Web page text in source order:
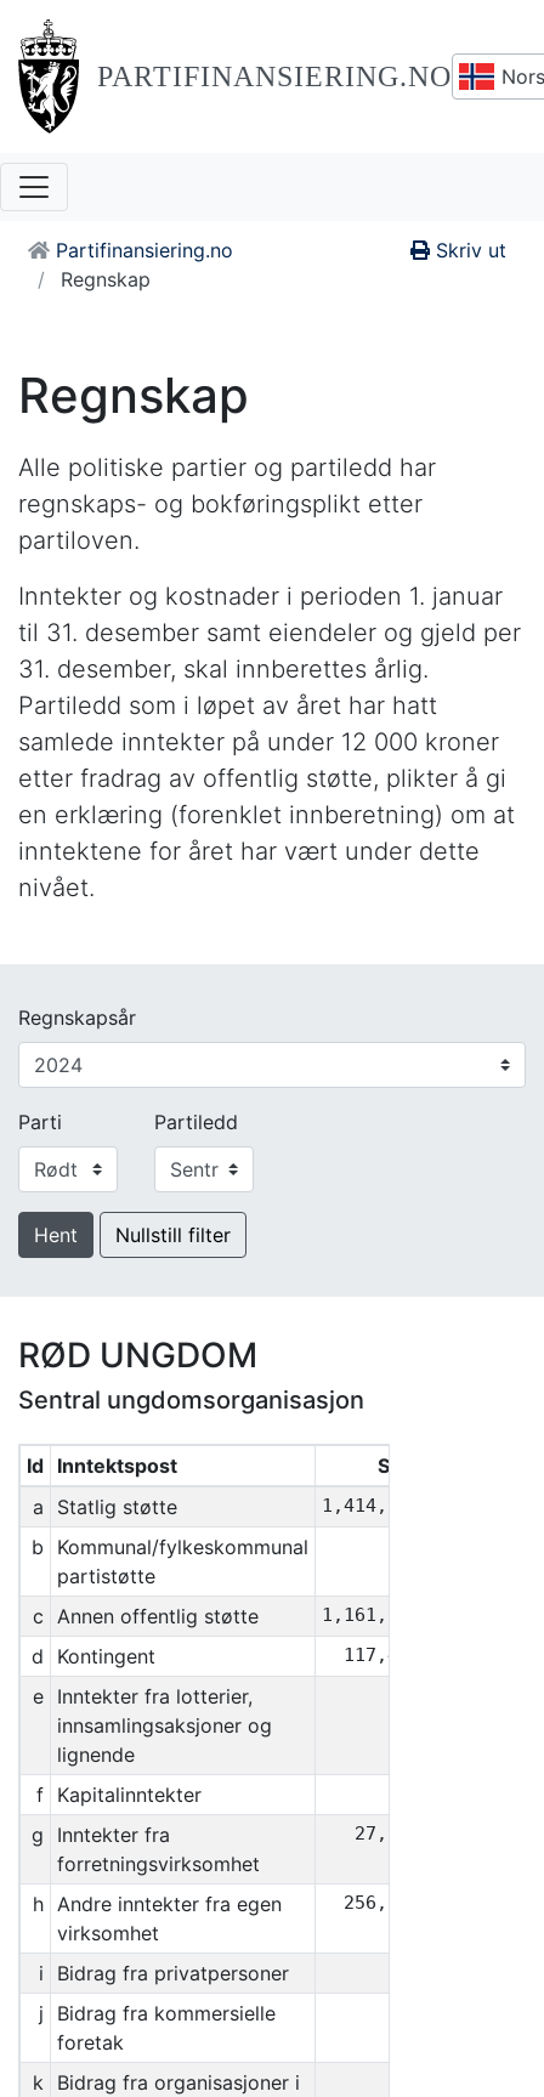
PARTIFINANSIERING.NO
Partifinansiering.no
Regnskap
Skriv ut
Regnskap
Alle politiske partier og partiledd har
regnskaps- og bokføringsplikt etter
partiloven.
Inntekter og kostnader i perioden 1. januar
til 31. desember samt eiendeler og gjeld per
31. desember, skal innberettes årlig.
Partiledd som i løpet av året har hatt
samlede inntekter på under 12 000 kroner
etter fradrag av offentlig støtte, plikter å gi
en erklæring (forenklet innberetning) om at
inntektene for året har vært under dette
nivået.
Regnskapsår
Parti Partiledd
Hent Nullstill filter
RØD UNGDOM
Sentral ungdomsorganisasjon
Id Inntektspost
Sum
a
Statlig støtte 1,414,137
b
Kommunal/fylkeskommunal
partistøtte
c Annen offentlig støtte 1,161,365
d Kontingent 117,414
e Inntekter fra lotterier,
innsamlingsaksjoner og
lignende
f Kapitalinntekter
g
Inntekter fra
forretningsvirksomhet
27,169
h Andre inntekter fra egen
virksomhet
256,144
i Bidrag fra privatpersoner
j
Bidrag fra kommersielle
foretak
k Bidrag fra organisasjoner i